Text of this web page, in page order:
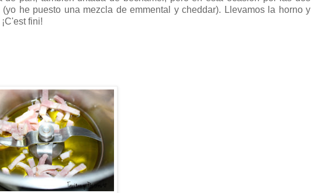
he puesto una mezcla de emmental y cheddar). Llevamos la horno y
fini!